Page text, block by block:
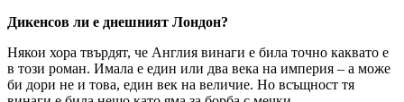
Дикенсов ли е днешният Лондон?
Някои хора твърдят, че Англия винаги е била точно каквато е
в този роман. Имала е един или два века на империя – а може
би дори не и това, един век на величие. Но всъщност тя